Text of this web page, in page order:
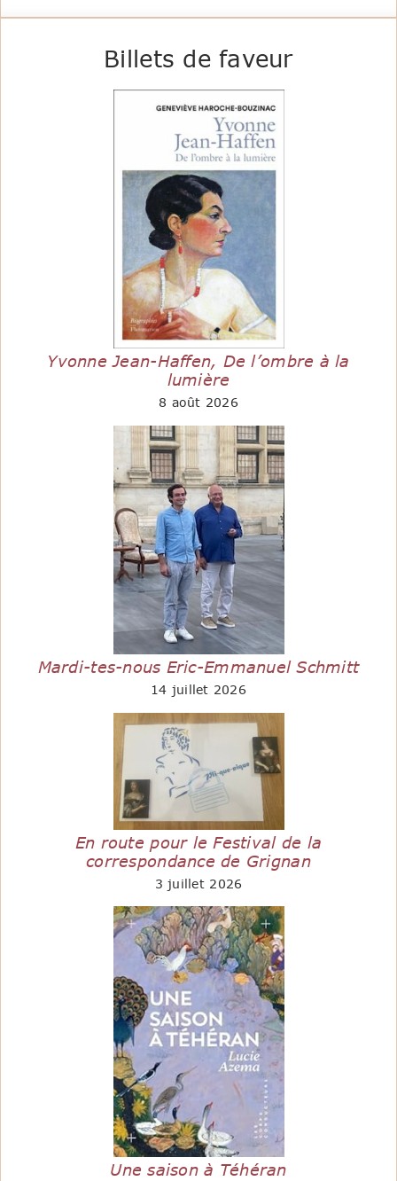
Billets de faveur
Yvonne Jean-Haffen, De l’ombre à la
lumière
8 août 2026
Mardi-tes-nous Eric-Emmanuel Schmitt
14 juillet 2026
En route pour le Festival de la
correspondance de Grignan
3 juillet 2026
Une saison à Téhéran